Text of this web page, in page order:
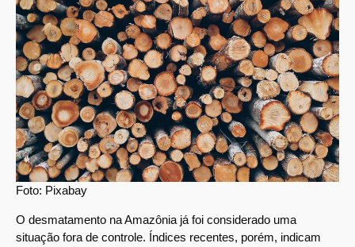
Foto: Pixabay
O desmatamento na Amazônia já foi considerado uma
situação fora de controle. Índices recentes, porém, indicam